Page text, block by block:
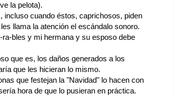
la pelota).
incluso cuando éstos, caprichosos, piden
llama la atención el escándalo sonoro.
bles y mi hermana y su esposo debe
que es, los daños generados a los
que les hicieran lo mismo.
que festejan la "Navidad" lo hacen con
hora de que lo pusieran en práctica.